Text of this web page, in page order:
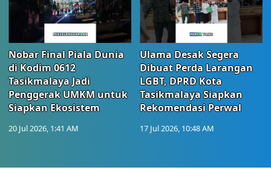
Nobar Final Piala Dunia
di Kodim 0612
Tasikmalaya Jadi
Penggerak UMKM untuk
Siapkan Ekosistem
20 Jul 2026, 1:41 AM
Ulama Desak Segera
Dibuat Perda Larangan
LGBT, DPRD Kota
Tasikmalaya Siapkan
Rekomendasi Perwal
17 Jul 2026, 10:48 AM